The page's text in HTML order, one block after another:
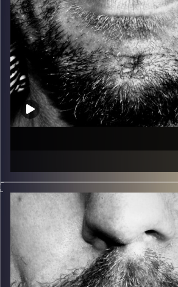
של הופעות חיות. הרבה ג'אם, רוק,
בלוז, bluegrass, ג'אז, Fאנק, פרוגרסיב ואפילו אלקטרוניקה.
David